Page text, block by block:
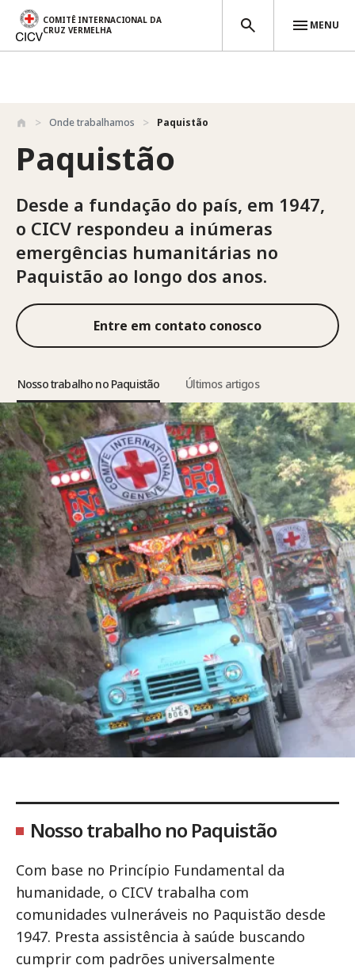
Passar para o conteúdo principal
COMITÊ INTERNACIONAL DA
CRUZ VERMELHA
MENU
Onde trabalhamos Paquistão
Paquistão
Desde a fundação do país, em 1947,
o CICV respondeu a inúmeras
emergências humanitárias no
Paquistão ao longo dos anos.
Entre em contato conosco
Nosso trabalho no Paquistão Últimos artigos
Nosso trabalho no Paquistão
Com base no Princípio Fundamental da
humanidade, o CICV trabalha com
comunidades vulneráveis no Paquistão desde
1947. Presta assistência à saúde buscando
cumprir com padrões universalmente